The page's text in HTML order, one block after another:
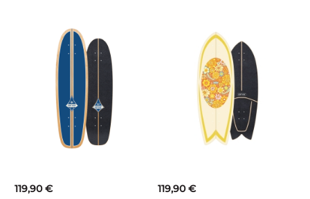
119,90 €
119,90 €